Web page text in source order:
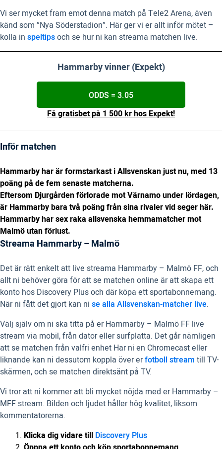
Vi ser mycket fram emot denna match på Tele2 Arena, även
känd som ”Nya Söderstadion”. Här ger vi er allt inför mötet –
kolla in speltipsoch se hur ni kan streama matchen live.
Hammarby vinner (Expekt)
ODDS = 3.05
Få gratisbet på 1 500 kr hos Expekt!
Inför matchen
Hammarby har är formstarkast i Allsvenskan just nu, med 13
poäng på de fem senaste matcherna.
Eftersom Djurgården förlorade mot Värnamo under lördagen,
är Hammarby bara två poäng från sina rivaler vid seger här.
Hammarby har sex raka allsvenska hemmamatcher mot
Malmö utan förlust.
Streama Hammarby – Malmö
Det är rätt enkelt att live streama Hammarby – Malmö FF, och
allt ni behöver göra för att se matchen online är att skapa ett
konto hos Discovery Plus och där köpa ett sportabonnemang.
När ni fått det gjort kan ni se alla Allsvenskan-matcher live.
Välj själv om ni ska titta på er Hammarby – Malmö FF live
stream via mobil, från dator eller surfplatta. Det går nämligen
att se matchen från valfri enhet Har ni en Chromecast eller
liknande kan ni dessutom koppla över erfotboll stream till TV-
skärmen, och se matchen direktsänt på TV.
Vi tror att ni kommer att bli mycket nöjda med er Hammarby –
MFF stream. Bilden och ljudet håller hög kvalitet, liksom
kommentatorerna.
Klicka dig vidare till Discovery Plus